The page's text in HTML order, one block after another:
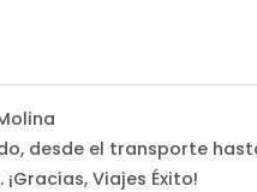
desde el transporte
Viajes Éxito!